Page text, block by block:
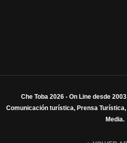
Che Toba 2026 - On Line desde
Comunicación turística, Prensa
Media.